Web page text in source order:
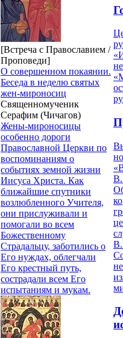
[Встреча с Православием /
Проповеди]
О совершенном покаянии.
Беседа в неделю святых
жен-мироносиц
Священномученик
Серафим (Чичагов)
Жены-мироносицы
особенно дороги
Православной Церкви по
воспоминаниям о
событиях земной жизни
Иисуса Христа. Как
ближайшие спутники
возлюбленного Учителя,
они прислуживали и
помогали во всем
Божественному
Страдальцу, заботились о
Его нуждах, облегчали
Его крестный путь,
сострадали всем Его
испытаниям и мукам.